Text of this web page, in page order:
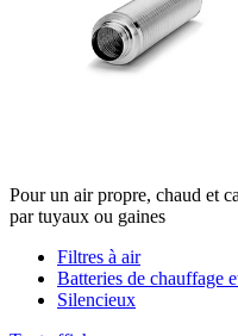
Pour un air propre, chaud et
par tuyaux ou gaines
Filtres à air
Batteries de chauffage
Silencieux